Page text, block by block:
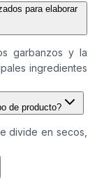
para elaborar
garbanzos y la
ingredientes
de producto?
divide en secos,